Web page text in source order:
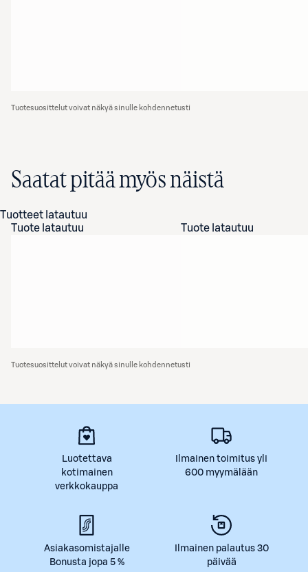
Tuotesuosittelut voivat näkyä sinulle kohdennetusti
Saatat pitää myös näistä
Tuotteet latautuu
Tuote latautuu
Tuote latautuu
Tuotesuosittelut voivat näkyä sinulle kohdennetusti
Luotettava
kotimainen
verkkokauppa
Ilmainen toimitus yli
600 myymälään
Asiakasomistajalle
Bonusta jopa 5 %
Ilmainen palautus 30
päivää